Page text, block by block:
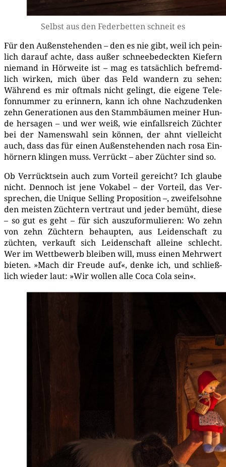
Selbst aus den Feder­bet­ten schneit es
Für den Außen­ste­hen­den – den es nie gibt, weil ich pein­
lich dar­auf ach­te, dass außer schnee­be­deck­ten Kie­fern
nie­mand in Hör­wei­te ist – mag es tat­säch­lich befremd­
lich wir­ken, mich über das Feld wan­dern zu sehen:
Wäh­rend es mir oft­mals nicht gelingt, die eige­ne Tele­
fon­num­mer zu erin­nern, kann ich ohne Nach­zu­den­ken
zehn Gene­ra­tio­nen aus den Stamm­bäu­men mei­ner Hun­
de her­sa­gen – und wer weiß, wie ein­falls­reich Züch­ter
bei der Namens­wahl sein kön­nen, der ahnt viel­leicht
auch, dass das für einen Außen­ste­hen­den nach rosa Ein­
hör­nern klin­gen muss. Ver­rückt – aber Züch­ter sind so.
Ob Ver­rückt­sein auch zum Vor­teil gereicht? Ich glau­be
nicht. Den­noch ist jene Voka­bel – der Vor­teil, das Ver­
spre­chen, die Uni­que Sel­ling Pro­po­si­ti­on –, zwei­fels­oh­ne
den meis­ten Züch­tern ver­traut und jeder bemüht, die­se
– so gut es geht – für sich aus­zu­for­mu­lie­ren: Wo zehn
von zehn Züch­tern behaup­ten, aus Lei­den­schaft zu
züch­ten, ver­kauft sich Lei­den­schaft allei­ne schlecht.
Wer im Wett­be­werb blei­ben will, muss einen Mehr­wert
bie­ten. »Mach dir Freu­de auf«, den­ke ich, und schließ­
lich wie­der laut: »Wir wol­len alle Coca Cola sein«.